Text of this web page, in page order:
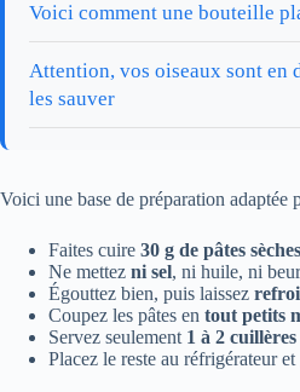
Voici comment une bouteille
Attention, vos oiseaux sont en
les sauver
Voici une base de préparation adaptée
Faites cuire 30 g de pâtes sèches
Ne mettez ni sel, ni huile, ni
Égouttez bien, puis laissez
Coupez les pâtes en tout petits
Servez seulement 1 à 2
Placez le reste au réfrigérateur